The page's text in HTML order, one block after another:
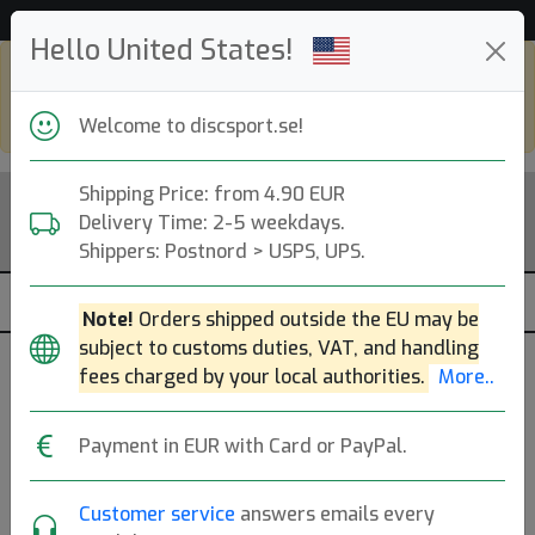
Hello United States!
Welcome to discsport.se!
Shipping Price: from 4.90 EUR
Delivery Time: 2-5 weekdays.
Shippers: Postnord > USPS, UPS.
Note! Orders shipped outside the EU may be
subject to customs duties, VAT, and handling
fees charged by your local authorities. More..
Payment in EUR with Card or PayPal.
Customer service answers emails every
go todiscsport.com
Previous Next
Click to Choose Disc!
Neutron Tesla